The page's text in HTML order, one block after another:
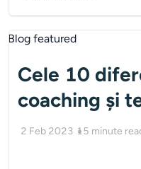
Cele 10
coaching și
2 Feb 2023 15 minute